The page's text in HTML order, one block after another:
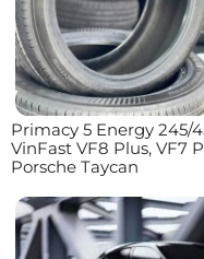
Primacy 5 Energy 245/
VinFast VF8 Plus, VF7
Porsche Taycan